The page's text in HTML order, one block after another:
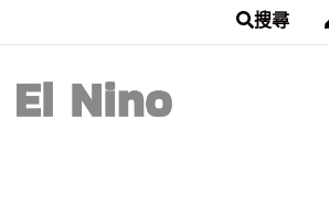
搜尋